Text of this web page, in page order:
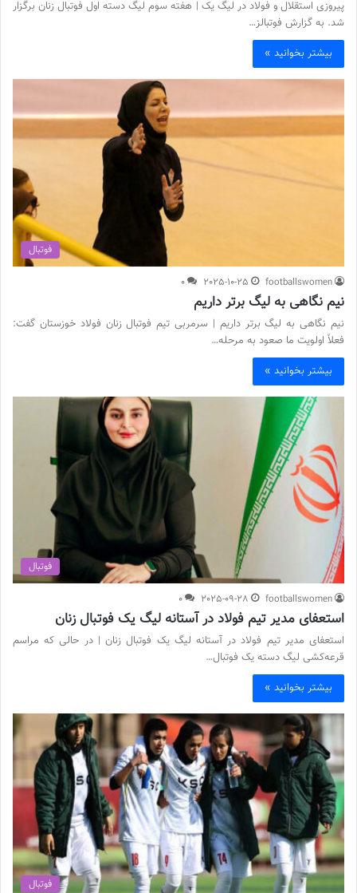
پیروزی استقلال و فولاد در لیگ یک | هفته سوم لیگ دسته اول فوتبال زنان برگزار
شد. به گزارش فوتبالز…
بیشتر بخوانید »
فوتبال
footballswomen
2025-10-25
0
نیم نگاهی به لیگ برتر داریم
نیم نگاهی به لیگ برتر داریم | سرمربی تیم فوتبال زنان فولاد خوزستان گفت:
فعلاً اولویت ما صعود به مرحله…
بیشتر بخوانید »
فوتبال
footballswomen
2025-09-28
0
استعفای مدیر تیم فولاد در آستانه لیگ یک فوتبال زنان
استعفای مدیر تیم فولاد در آستانه لیگ یک فوتبال زنان | در حالی که مراسم
قرعه‌کشی لیگ دسته یک فوتبال…
بیشتر بخوانید »
فوتبال